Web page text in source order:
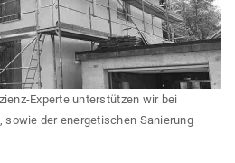
Experte unterstützen wir bei
sowie der energetischen Sanierung